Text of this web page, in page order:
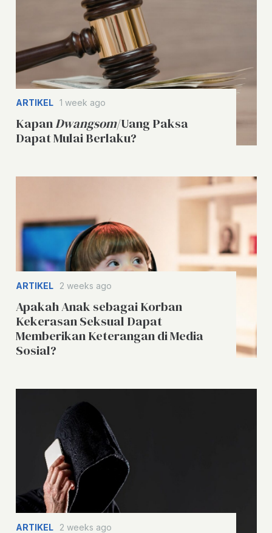
ARTIKEL 1 week ago
KapanDwangsom/Uang Paksa
Dapat Mulai Berlaku?
ARTIKEL 2 weeks ago
Apakah Anak sebagai Korban
Kekerasan Seksual Dapat
Memberikan Keterangan di Media
Sosial?
ARTIKEL 2 weeks ago